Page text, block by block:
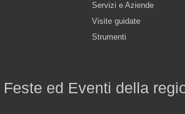
Servizi e Aziende
Visite guidate
Strumenti
ed Eventi della